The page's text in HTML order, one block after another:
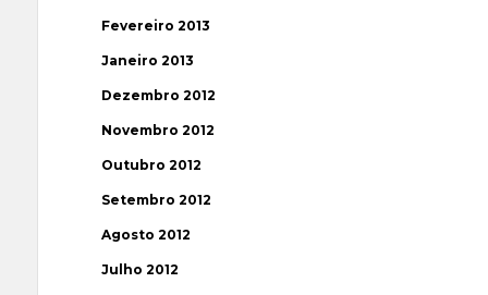
Fevereiro 2013
Janeiro 2013
Dezembro 2012
Novembro 2012
Outubro 2012
Setembro 2012
Agosto 2012
Julho 2012